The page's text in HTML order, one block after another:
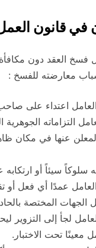
في قانون
العقد دون مكافأة
معارضته للفسخ :
اعتداء على
التزاماته
عنها في مكان
سلوكاً سيئاً أو
عمدًا أي فعل
الجهات المختصة
لجأ إلى التزوير
معينًا تحت الاختبار.